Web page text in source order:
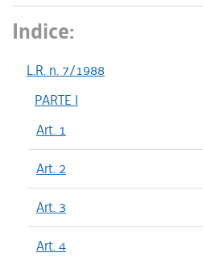
Indice:
L.R. n. 7/1988
PARTE I
Art. 1
Art. 2
Art. 3
Art. 4